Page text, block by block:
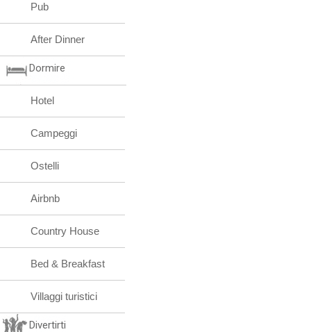
Pub
After Dinner
Dormire
Hotel
Campeggi
Ostelli
Airbnb
Country House
Bed & Breakfast
Villaggi turistici
Divertirti